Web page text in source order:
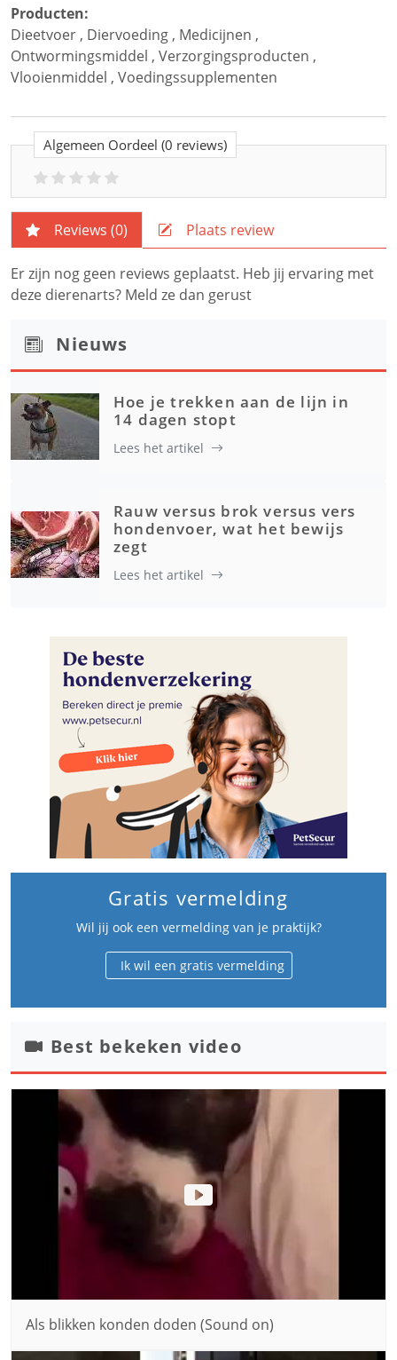
Producten:
Dieetvoer , Diervoeding , Medicijnen ,
Ontwormingsmiddel , Verzorgingsproducten ,
Vlooienmiddel , Voedingssupplementen
Algemeen Oordeel (0 reviews)
Reviews (0) Plaats review
Er zijn nog geen reviews geplaatst. Heb jij ervaring met
deze dierenarts? Meld ze dan gerust
Nieuws
Hoe je trekken aan de lijn in
14 dagen stopt
Lees het artikel
Rauw versus brok versus vers
hondenvoer, wat het bewijs
zegt
Lees het artikel
Gratis vermelding
Wil jij ook een vermelding van je praktijk?
Ik wil een gratis vermelding
Best bekeken video
Als blikken konden doden (Sound on)